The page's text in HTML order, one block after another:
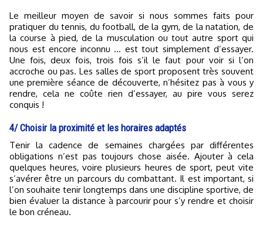
Le meilleur moyen de savoir si nous sommes faits pour
pratiquer du tennis, du football, de la gym, de la natation, de
la course à pied, de la musculation ou tout autre sport qui
nous est encore inconnu … est tout simplement d’essayer.
Une fois, deux fois, trois fois s’il le faut pour voir si l’on
accroche ou pas. Les salles de sport proposent très souvent
une première séance de découverte, n’hésitez pas à vous y
rendre, cela ne coûte rien d’essayer, au pire vous serez
conquis !
4/ Choisir la proximité et les horaires adaptés
Tenir la cadence de semaines chargées par différentes
obligations n’est pas toujours chose aisée. Ajouter à cela
quelques heures, voire plusieurs heures de sport, peut vite
s’avérer être un parcours du combattant. Il est important, si
l’on souhaite tenir longtemps dans une discipline sportive, de
bien évaluer la distance à parcourir pour s’y rendre et choisir
le bon créneau.